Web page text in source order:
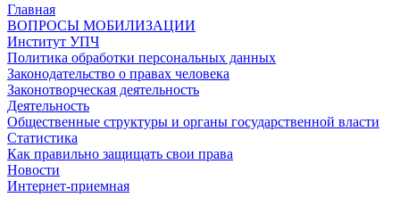
Главная
ВОПРОСЫ МОБИЛИЗАЦИИ
Институт УПЧ
Политика обработки персональных данных
Законодательство о правах человека
Законотворческая деятельность
Деятельность
Общественные структуры и органы государственной власти
Статистика
Как правильно защищать свои права
Новости
Интернет-приемная